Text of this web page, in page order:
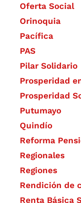
Oferta Social​​
Orinoquia
Pacífica
PAS
Pilar Solidario
Prosperidad
Prosperidad
Putumayo
Quindío
Reforma
Regionales
Regiones
Rendición de
Renta Básica